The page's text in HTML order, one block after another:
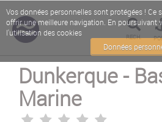
RECH.
Dunkerque -
Marine
Vos données personnelles sont protégées ! Ce
offrir une meilleure navigation. En poursuivant
l'utilisation des cookies
Données